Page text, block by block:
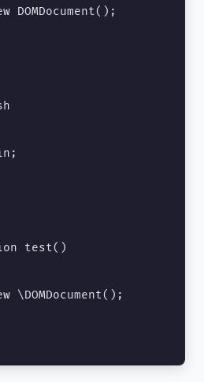
DOMDocument();
test()
\DOMDocument();